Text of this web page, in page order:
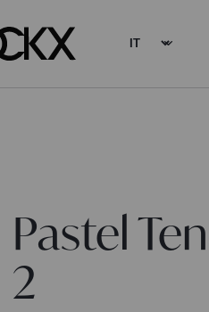
Pastel
2